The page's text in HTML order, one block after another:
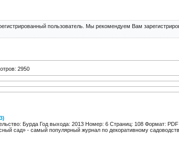
пользователь. Мы рекомендуем Вам
2950
Бурда Год выхода: 2013 Номер: 6 Страниц: 108 Формат:
сад» - самый популярный журнал по декоративному